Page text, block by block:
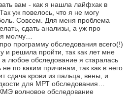
вам - как я нашла лайфхак в
уж повелось, что я не могу
Совсем. Для меня проблема
сдать анализы, а уж про
я молчу…
программу обследования всего(!)
и решила пройти, так как лет мне
любое обследование я старалась
не по каким причинам, так как в него
сдача крови из пальца, вены, и
для МРТ обследования…
волновое обследование